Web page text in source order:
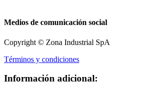
Medios de comunicación social
Copyright © Zona Industrial SpA
Términos y condiciones
Información adicional: